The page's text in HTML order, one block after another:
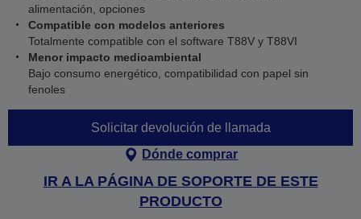
alimentación, opciones
Compatible con modelos anteriores
Totalmente compatible con el software T88V y T88VI
Menor impacto medioambiental
Bajo consumo energético, compatibilidad con papel sin
fenoles
Solicitar devolución de llamada
Dónde comprar
IR A LA PÁGINA DE SOPORTE DE ESTE
PRODUCTO